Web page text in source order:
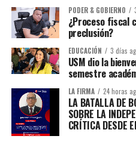
PODER & GOBIERNO
¿Proceso fiscal
preclusión?
EDUCACIÓN 3 días
USM dio la
semestre
LA FIRMA 24 horas
LA BATALLA DE
SOBRE LA
CRÍTICA DESDE